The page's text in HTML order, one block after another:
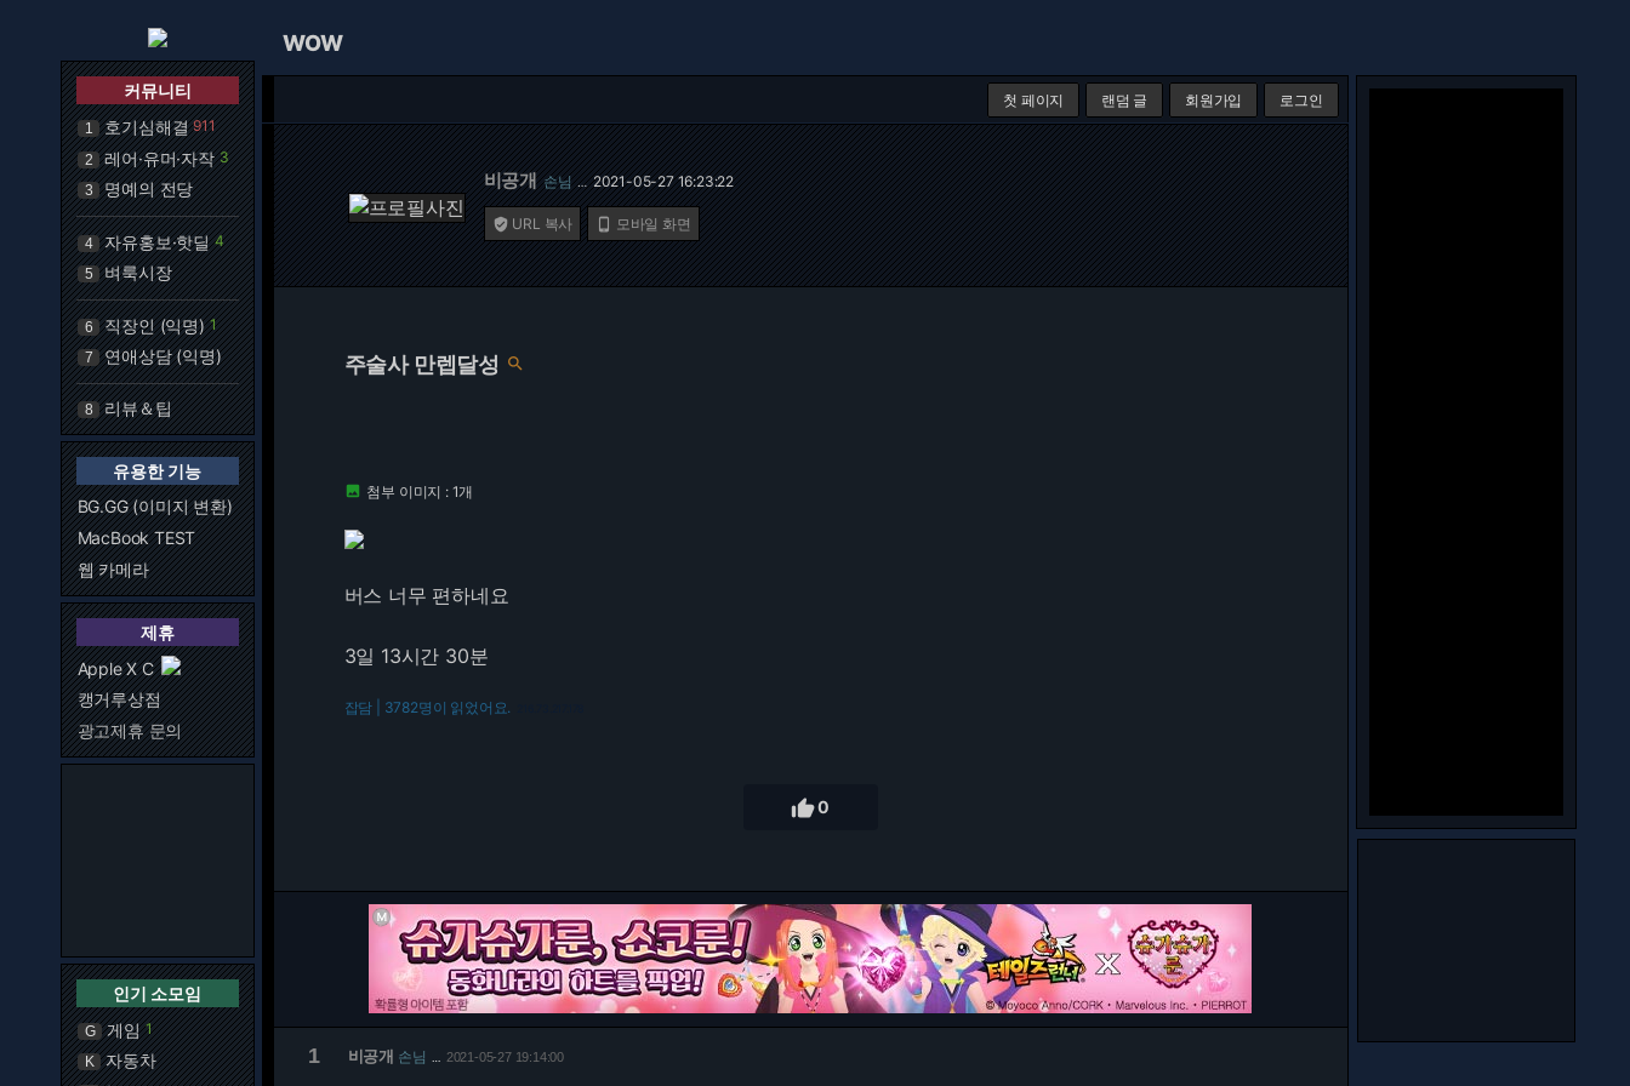
커뮤니티
1 호기심해결 911
2 레어·유머·자작 3
3 명예의 전당
4 자유홍보·핫딜 4
5 벼룩시장
6 직장인 (익명) 1
7 연애상담 (익명)
8 리뷰＆팁
유용한 기능
BG.GG (이미지 변환)
MacBook TEST
웹 카메라
제휴
Apple X C
캥거루상점
광고제휴 문의
인기 소모임
G 게임 1
K 자동차
WOW
첫 페이지 랜덤 글 회원가입 로그인
비공개 손님 … 2021-05-27 16:23:22
 URL 복사  모바일 화면
주술사 만렙달성 
 첨부 이미지 : 1개
버스 너무 편하네요
3일 13시간 30분
잡담 | 3782명이 읽었어요.
0
1 비공개 손님 2021-05-27 19:14:00